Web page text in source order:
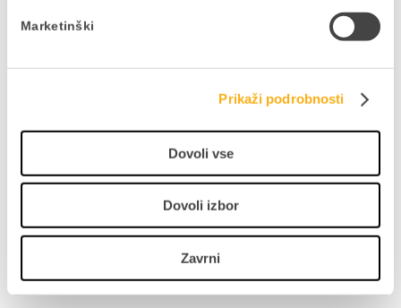
Marketinški
Prikaži podrobnosti
Dovoli vse
Dovoli izbor
Zavrni
Delite prispevek